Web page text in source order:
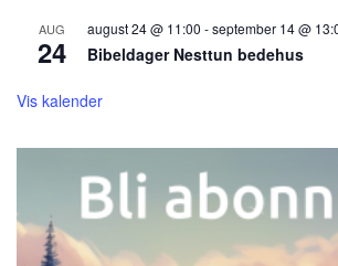
AUG
24
august 24 @ 11:00 -september 14 @
Bibeldager Nesttun bedehus
Vis kalender